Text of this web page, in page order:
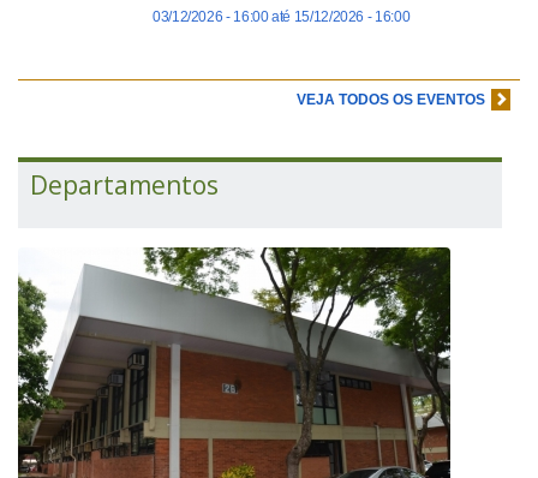
03/12/2026 - 16:00até 15/12/2026 - 16:00
VEJA TODOS OS EVENTOS
Departamentos